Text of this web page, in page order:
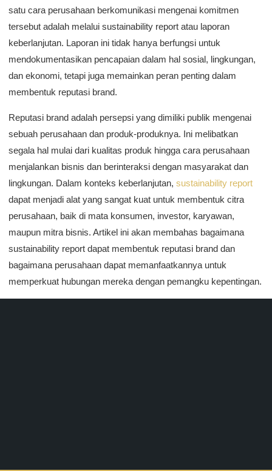
satu cara perusahaan berkomunikasi mengenai komitmen
tersebut adalah melalui sustainability report atau laporan
keberlanjutan. Laporan ini tidak hanya berfungsi untuk
mendokumentasikan pencapaian dalam hal sosial, lingkungan,
dan ekonomi, tetapi juga memainkan peran penting dalam
membentuk reputasi brand.
Reputasi brand adalah persepsi yang dimiliki publik mengenai
sebuah perusahaan dan produk-produknya. Ini melibatkan
segala hal mulai dari kualitas produk hingga cara perusahaan
menjalankan bisnis dan berinteraksi dengan masyarakat dan
lingkungan. Dalam konteks keberlanjutan, sustainability report
dapat menjadi alat yang sangat kuat untuk membentuk citra
perusahaan, baik di mata konsumen, investor, karyawan,
maupun mitra bisnis. Artikel ini akan membahas bagaimana
sustainability report dapat membentuk reputasi brand dan
bagaimana perusahaan dapat memanfaatkannya untuk
memperkuat hubungan mereka dengan pemangku kepentingan.